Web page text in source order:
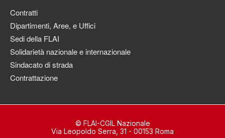
Contratti
Dipartimenti, Aree, e Uffici
Sedi della FLAI
Solidarietà nazionale e internazionale
Sindacato di strada
Contrattazione
© FLAI-CGIL Nazionale
Via Leopoldo Serra, 31 - 00153 Roma